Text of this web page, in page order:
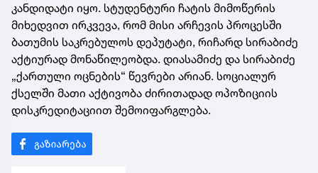
კანდიდატი იყო. სტუდენტური ჩატის მიმოწერის
მიხედვით ირკვევა, რომ მისი არჩევის პროცესში
ბათუმის საკრებულოს დეპუტატი, რიჩარდ სირაბიძე
აქტიურად მონაწილეობდა. დიასამიძე და სირაბიძე
„ქართული ოცნების“ წევრები არიან. სოციალურ
ქსელში მათი აქტივობა ძირითადად ოპოზიციის
დისკრედიტაციით შემოიფარგლება.